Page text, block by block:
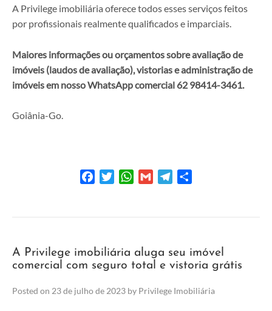
A Privilege imobiliária oferece todos esses serviços feitos
por profissionais realmente qualificados e imparciais.
Maiores informações ou orçamentos sobre avaliação de
imóveis (laudos de avaliação), vistorias e administração de
imóveis em nosso WhatsApp comercial 62 98414-3461.
Goiânia-Go.
FacebookTwitterWhatsApp
Gmail Telegram
A Privilege imobiliária aluga seu imóvel
comercial com seguro total e vistoria grátis
Posted on 23 de julho de 2023 by Privilege Imobiliária